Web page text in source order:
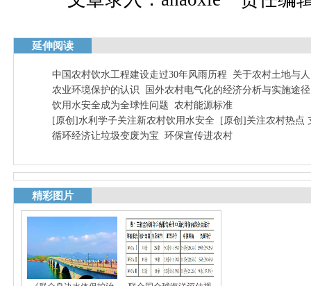
延伸阅读
中国农村饮水工程建设走过30年风雨历程
关于农村土地与
农业环境保护的认识
国外农村电气化的经济分析与实施途径
饮用水安全成为全球性问题 农村能源标准
[原创]水利学子关注新农村饮用水安全
[原创]关注农村热点
循环经济让垃圾变废为宝 环保宣传进农村
精彩图片